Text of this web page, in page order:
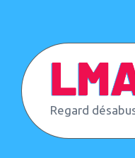
content
L
e
M
Regard